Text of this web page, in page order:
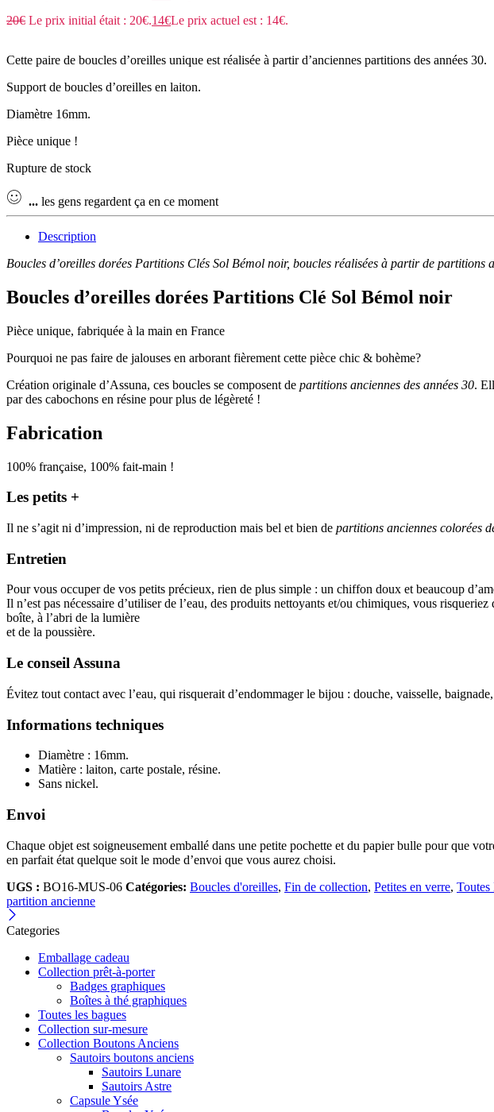
20€ Le prix initial était : 20€.14€Le prix actuel est : 14€.
Cette paire de boucles d’oreilles unique est réalisée à partir d’anciennes partitions des années 30.
Support de boucles d’oreilles en laiton.
Diamètre 16mm.
Pièce unique !
Rupture de stock
... les gens regardent ça en ce moment
Description
Boucles d’oreilles dorées Partitions Clés Sol Bémol noir, boucles réalisées à partir de partitions
Boucles d’oreilles dorées Partitions Clé Sol Bémol noir
Pièce unique, fabriquée à la main en France
Pourquoi ne pas faire de jalouses en arborant fièrement cette pièce chic & bohème?
Création originale d’Assuna, ces boucles se composent de partitions anciennes des années 30.
par des cabochons en résine pour plus de légèreté !
Fabrication
100% française, 100% fait-main !
Les petits +
Il ne s’agit ni d’impression, ni de reproduction mais bel et bien de partitions anciennes colorées
Entretien
Pour vous occuper de vos petits précieux, rien de plus simple : un chiffon doux et beaucoup
Il n’est pas nécessaire d’utiliser de l’eau, des produits nettoyants et/ou chimiques, vous
boîte, à l’abri de la lumière
et de la poussière.
Le conseil Assuna
Évitez tout contact avec l’eau, qui risquerait d’endommager le bijou : douche, vaisselle,
Informations techniques
Diamètre : 16mm.
Matière : laiton, carte postale, résine.
Sans nickel.
Envoi
Chaque objet est soigneusement emballé dans une petite pochette et du papier bulle pour que
en parfait état quelque soit le mode d’envoi que vous aurez choisi.
UGS : BO16-MUS-06 Catégories: Boucles d'oreilles, Fin de collection, Petites en verre, Toutes
partition ancienne
Categories
Emballage cadeau
Collection prêt-à-porter
Badges graphiques
Boîtes à thé graphiques
Toutes les bagues
Collection sur-mesure
Collection Boutons Anciens
Sautoirs boutons anciens
Sautoirs Lunare
Sautoirs Astre
Capsule Ysée